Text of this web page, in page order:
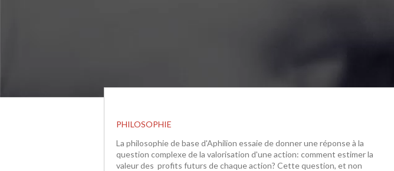
PHILOSOPHIE
La philosophie de base d'Aphilion essaie de donner une réponse à la
question complexe de la valorisation d'une action: comment estimer la
valeur des profits futurs de chaque action? Cette question, et non